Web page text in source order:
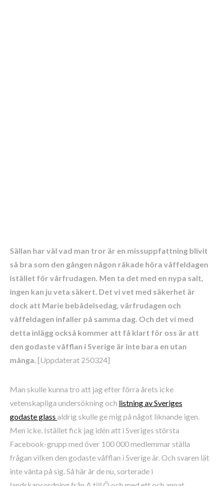
Sällan har väl vad man tror är en missuppfattning blivit
så bra som den gången någon råkade höra våffeldagen
istället för vårfrudagen. Men ta det med en nypa salt,
ingen kan ju veta säkert. Det vi vet med säkerhet är
dock att Marie bebådelsedag, vårfrudagen och
våffeldagen infaller på samma dag. Och det vi med
detta inlägg också kommer att få klart för oss är att
den godaste våfflan i Sverige är inte bara en utan
många. [Uppdaterat 250324]
Man skulle kunna tro att jag efter förra årets icke
vetenskapliga undersökning och listning av Sveriges
godaste glass aldrig skulle ge mig på något liknande igen.
Men icke. Istället fick jag idén att i Sveriges största
Facebook-grupp med över 100 000 medlemmar ställa
frågan vilken den godaste våfflan i Sverige är. Och svaren lät
inte vänta på sig. Så här är de nu, sorterade i